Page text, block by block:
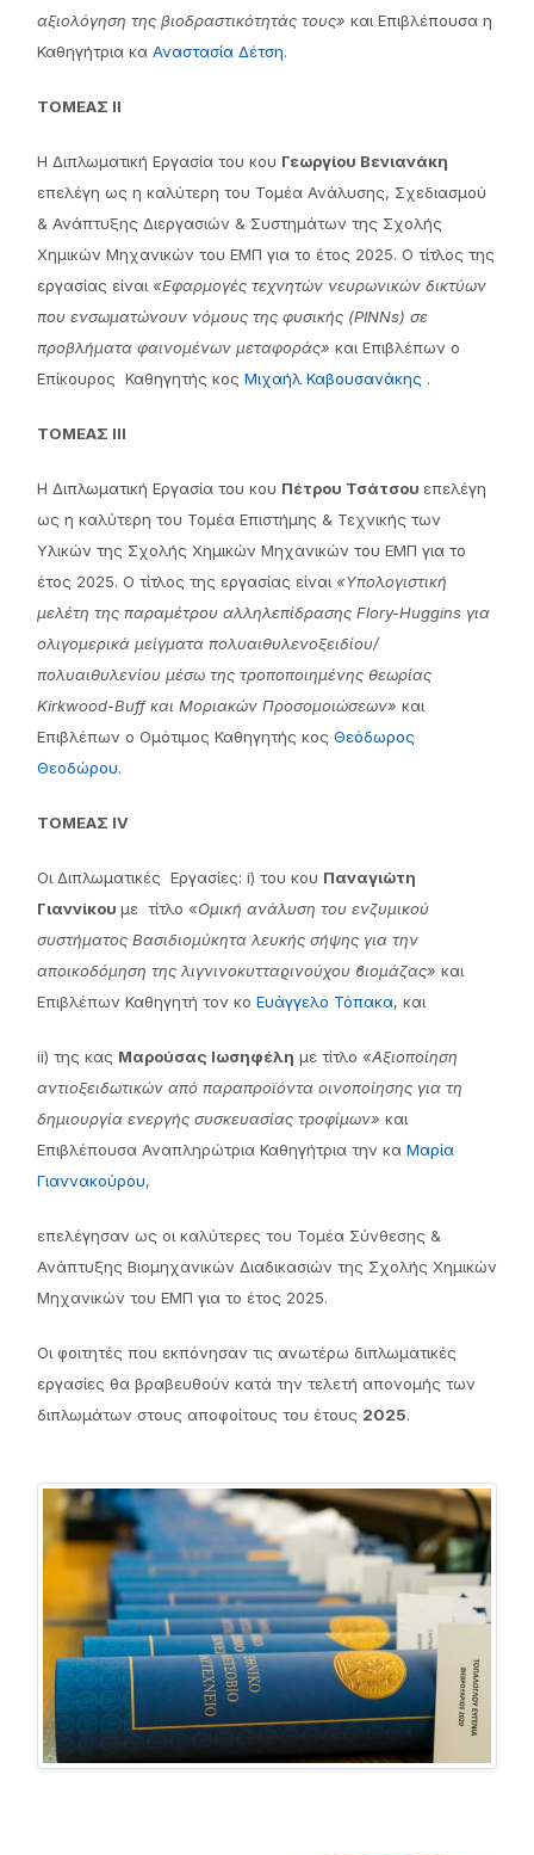
αξιολόγηση της βιοδραστικότητάςτους» και Επιβλέπουσα η
Καθηγήτρια κα Αναστασία Δέτση.
ΤΟΜΕΑΣ ΙΙ
Η Διπλωματική Εργασία του κου Γεωργίου Βενιανάκη
επελέγη ως η καλύτερη του Τομέα Ανάλυσης, Σχεδιασμού
& Ανάπτυξης Διεργασιών & Συστημάτων της Σχολής
Χημικών Μηχανικών του ΕΜΠ για το έτος 2025. Ο τίτλος της
εργασίας είναι «Εφαρμογές τεχνητών νευρωνικών δικτύων
που ενσωματώνουν νόμους της φυσικής (PINNs) σε
προβλήματα φαινομένων μεταφοράς» και Επιβλέπων ο
Επίκουρος Καθηγητής κος Μιχαήλ Καβουσανάκης .
ΤΟΜΕΑΣ ΙΙΙ
Η Διπλωματική Εργασία του κου Πέτρου Τσάτσου επελέγη
ως η καλύτερη του Τομέα Επιστήμης & Τεχνικής των
Υλικών της Σχολής Χημικών Μηχανικών του ΕΜΠ για το
έτος 2025. Ο τίτλος της εργασίας είναι «Υπολογιστική
μελέτη της παραμέτρου αλληλεπίδρασης Flory-Huggins για
ολιγομερικά μείγματα πολυαιθυλενοξειδίου/
πολυαιθυλενίου μέσω τηςτροποποιημένης θεωρίας
Kirkwood-Buff και Μοριακών Προσομοιώσεων» και
Επιβλέπων ο Ομότιμος Καθηγητής κος Θεόδωρος
Θεοδώρου.
ΤΟΜΕΑΣ IV
Οι Διπλωματικές Εργασίες: i) του κου Παναγιώτη
Γιαννίκου με τίτλο «Οµική ανάλυση του ενζυµικού
συστήµατος Βασιδιοµύκητα λευκής σήψης για την
αποικοδόµηση της λιγνινοκυτταϱινούχου ϐιοµάζας» και
Επιβλέπων Καθηγητή τον κο Ευάγγελο Τόπακα, και
ii) της κας Μαρούσας Ιωσηφέλη με τίτλο «Αξιοποίηση
αντιοξειδωτικών από παραπροϊόντα οινοποίησης για τη
δημιουργία ενεργής συσκευασίας τροφίμων» και
Επιβλέπουσα Αναπληρώτρια Καθηγήτρια την κα Μαρία
Γιαννακούρου,
επελέγησαν ως οι καλύτερες του Τομέα Σύνθεσης &
Ανάπτυξης Βιομηχανικών Διαδικασιών της Σχολής Χημικών
Μηχανικών του ΕΜΠ για το έτος 2025.
Οι φοιτητές που εκπόνησαν τις ανωτέρω διπλωματικές
εργασίες θα βραβευθούν κατά την τελετή απονομής των
διπλωμάτων στους αποφοίτους του έτους 2025.